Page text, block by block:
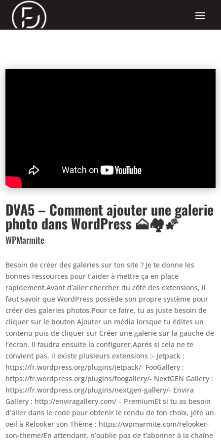
DVA5 – Comment ajouter une galerie
photo dans WordPress 🗻🏘🌠
WPMarmite
Besoin de créer des galeries sur ton site ? Je te donne les
bonnes ressources pour t’aider à mettre ça en place
rapidement.Avant d’aller chercher du côté des extensions, il
faut savoir que WordPress possède son propre système pour
créer des galeries photos.Pour ce faire, tu as juste besoin de
cliquer sur le bouton Ajouter un média lorsque tu édites un
contenu puis de cliquer sur Créer une galerie sur la gauche de
l’écran. Il faudra ensuite la configurer.Après si cela ne te
convient pas, il existe plusieurs extensions :- Jetpack :
https://fr.wordpress.org/plugins/jetpack/- FooGallery :
https://fr.wordpress.org/plugins/foogallery/- NextGEN Gallery :
https://fr.wordpress.org/plugins/nextgen-gallery/- Envira
Gallery : http://enviragallery.com/ – PremiumEt si tu as besoin
d’aller dans le code pour obtenir le rendu de ton choix, jète un
oeil à Relooker son Thème : https://wpmarmite.com/relooker-
son-theme/En attendant, n’oublie pas de t’abonner à la chaîne